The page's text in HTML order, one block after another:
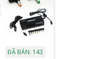
ĐÃ BÁN: 143